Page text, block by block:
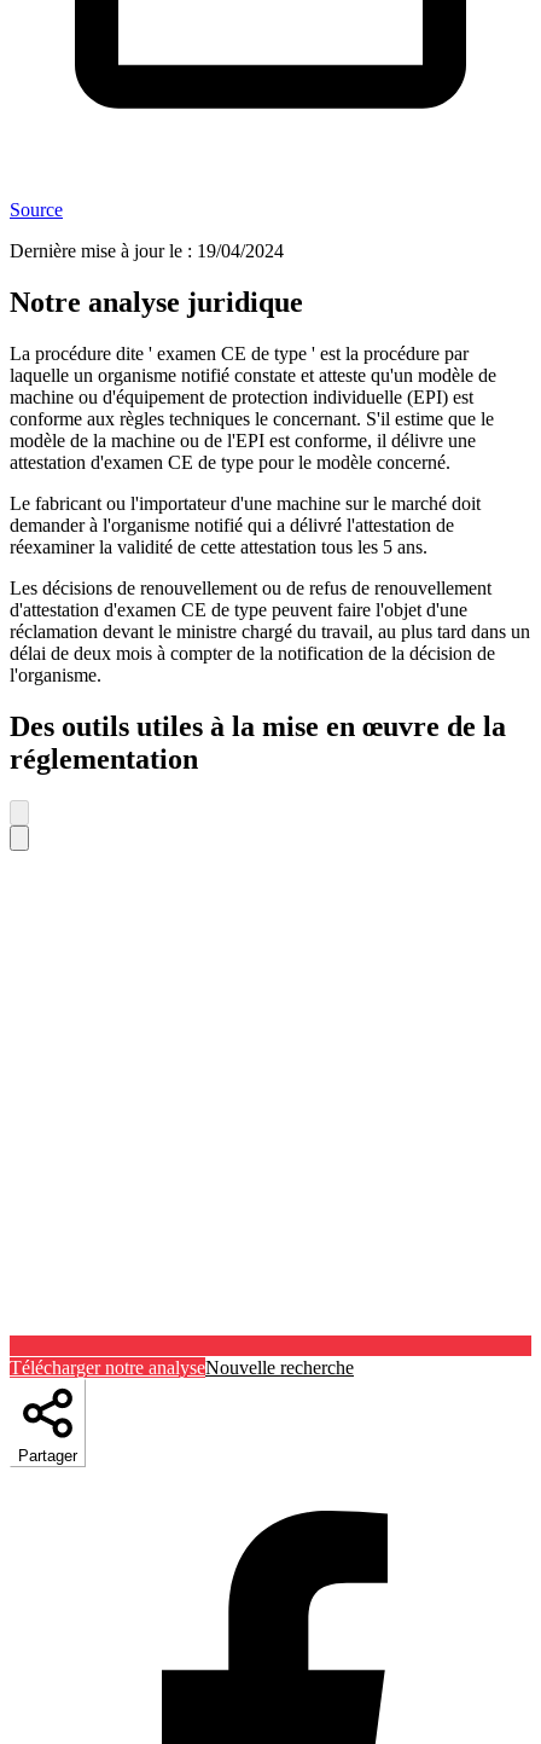
Source
Dernière mise à jour le : 19/04/2024
Notre analyse juridique
La procédure dite ' examen CE de type ' est la procédure par
laquelle un organisme notifié constate et atteste qu'un modèle de
machine ou d'équipement de protection individuelle (EPI) est
conforme aux règles techniques le concernant. S'il estime que le
modèle de la machine ou de l'EPI est conforme, il délivre une
attestation d'examen CE de type pour le modèle concerné.
Le fabricant ou l'importateur d'une machine sur le marché doit
demander à l'organisme notifié qui a délivré l'attestation de
réexaminer la validité de cette attestation tous les 5 ans.
Les décisions de renouvellement ou de refus de renouvellement
d'attestation d'examen CE de type peuvent faire l'objet d'une
réclamation devant le ministre chargé du travail, au plus tard dans un
délai de deux mois à compter de la notification de la décision de
l'organisme.
Des outils utiles à la mise en œuvre de la
réglementation
Télécharger notre analyseNouvelle recherche
Partager